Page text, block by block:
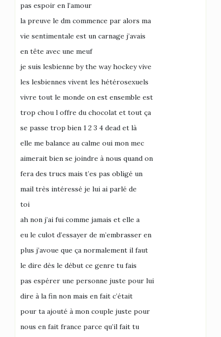
pas espoir en l’amour
la preuve le dm commence par alors ma
vie sentimentale est un carnage j’avais
en tête avec une meuf
je suis lesbienne by the way hockey vive
les lesbiennes vivent les hétérosexuels
vivre tout le monde on est ensemble est
trop chou l offre du chocolat et tout ça
se passe trop bien 1 2 3 4 dead et là
elle me balance au calme oui mon mec
aimerait bien se joindre à nous quand on
fera des trucs mais t’es pas obligé un
mail très intéressé je lui ai parlé de
toi
ah non j’ai fui comme jamais et elle a
eu le culot d’essayer de m’embrasser en
plus j’avoue que ça normalement il faut
le dire dès le début ce genre tu fais
pas espérer une personne juste pour lui
dire à la fin non mais en fait c’était
pour ta ajouté à mon couple juste pour
nous en fait france parce qu’il fait tu